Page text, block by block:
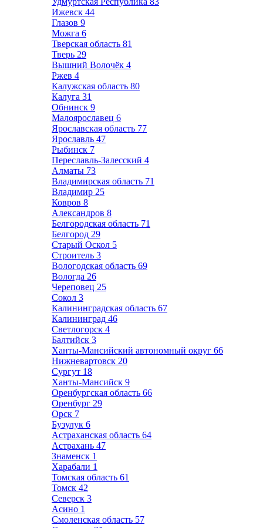
Ижевск 44
Глазов 9
Можга 6
Тверская область 81
Тверь 29
Вышний Волочёк 4
Ржев 4
Калужская область 80
Калуга 31
Обнинск 9
Малоярославец 6
Ярославская область 77
Ярославль 47
Рыбинск 7
Переславль-Залесский 4
Алматы 73
Владимирская область 71
Владимир 25
Ковров 8
Александров 8
Белгородская область 71
Белгород 29
Старый Оскол 5
Строитель 3
Вологодская область 69
Вологда 26
Череповец 25
Сокол 3
Калининградская область 67
Калининград 46
Светлогорск 4
Балтийск 3
Ханты-Мансийский автономный округ 66
Нижневартовск 20
Сургут 18
Ханты-Мансийск 9
Оренбургская область 66
Оренбург 29
Орск 7
Бузулук 6
Астраханская область 64
Астрахань 47
Знаменск 1
Харабали 1
Томская область 61
Томск 42
Северск 3
Асино 1
Смоленская область 57